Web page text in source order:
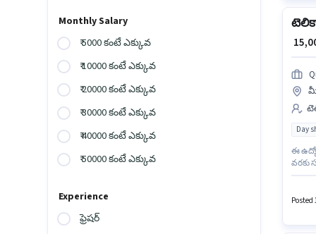
Monthly Salary
₹ 5000 కంటే ఎక్కువ
₹ 10000 కంటే ఎక్కువ
₹ 20000 కంటే ఎక్కువ
₹ 30000 కంటే ఎక్కువ
₹ 40000 కంటే ఎక్కువ
₹ 50000 కంటే ఎక్కువ
Experience
ఫ్రెషర్
₹
Day
ఈ
వరకు
అర్హత
Posted